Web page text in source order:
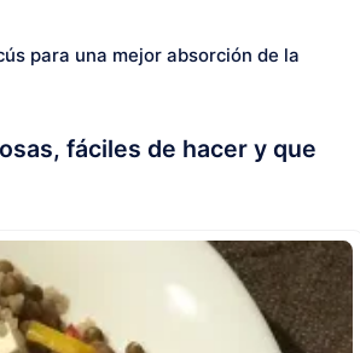
para una mejor absorción de la
fáciles de hacer y que